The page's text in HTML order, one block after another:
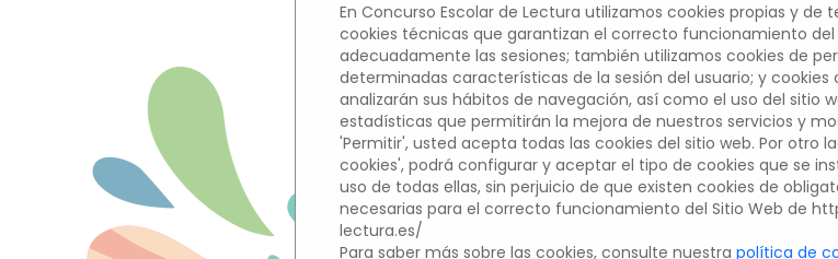
Edición 2022/
Participantes del centros
En Concurso Escolar de Lectura utilizamos cookies propias y de
cookies técnicas que garantizan el correcto funcionamiento
adecuadamente las sesiones; también utilizamos cookies de
determinadas características de la sesión del usuario; y
analizarán sus hábitos de navegación, así como el uso del sitio
estadísticas que permitirán la mejora de nuestros servicios y
'Permitir', usted acepta todas las cookies del sitio web. Por otro
cookies', podrá configurar y aceptar el tipo de cookies que se
uso de todas ellas, sin perjuicio de que existen cookies de
necesarias para el correcto funcionamiento del Sitio Web de
lectura.es/
Para saber más sobre las cookies, consulte nuestra política de